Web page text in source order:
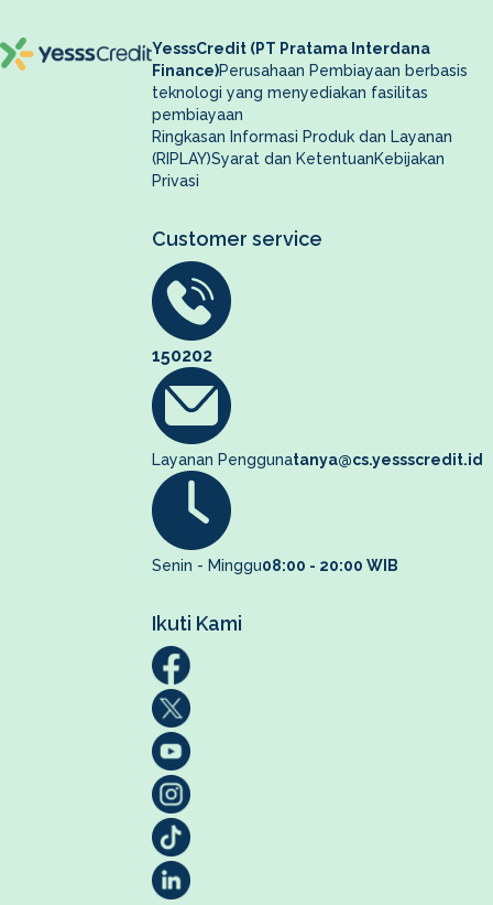
YesssCredit (PT Pratama Interdana
Finance)Perusahaan Pembiayaan berbasis
teknologi yang menyediakan fasilitas
pembiayaan
Ringkasan Informasi Produk dan Layanan
(RIPLAY)Syarat dan KetentuanKebijakan
Privasi
Customer service
150202
Layanan Penggunatanya@cs.yessscredit.id
Senin - Minggu08:00 - 20:00 WIB
Ikuti Kami